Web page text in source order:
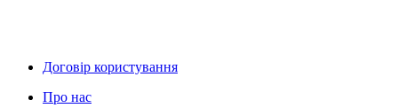
Договір користування
Про нас